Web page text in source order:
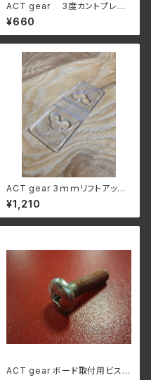
ACT gear 3度カントプレー
ト"ポリカーボネート
¥660
ACT gear 3ｍｍリフトアップ
プレート：ポリカーボネート
¥1,210
ACT gear ボード取付用ビス